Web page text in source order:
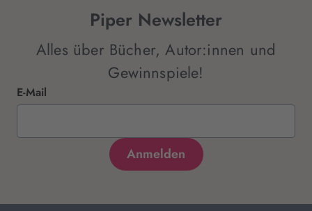
Piper Newsletter
Alles über Bücher, Autor:innen und
Gewinnspiele!
E-Mail